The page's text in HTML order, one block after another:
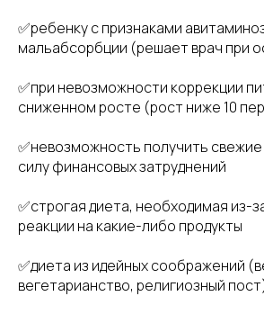
✅ребенку с признаками
мальабсорбции (решает врач при
✅при невозможности коррекции
сниженном росте (рост ниже 10
✅невозможность получить
силу финансовых затруднений
✅строгая диета, необходимая из-
реакции на какие-либо продукты
✅диета из идейных соображений
вегетарианство, религиозный